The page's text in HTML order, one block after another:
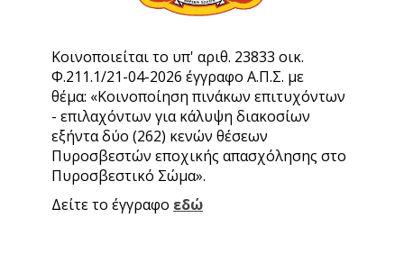
Κοινοποιείται το υπ' αριθ. 23833 οικ.
Φ.211.1/21-04-2026 έγγραφο Α.Π.Σ. με
θέμα: «Κοινοποίηση πινάκων επιτυχόντων
- επιλαχόντων για κάλυψη διακοσίων
εξήντα δύο (262) κενών θέσεων
Πυροσβεστών εποχικής απασχόλησης στο
Πυροσβεστικό Σώμα».
Δείτε το έγγραφο εδώ